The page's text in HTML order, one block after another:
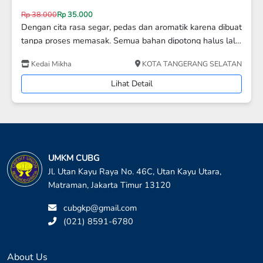
Rp 50.000
SALAD BUAH BESAR – SEGAR, CREAMY & ISI
MELIMPAH Salad buah ukuran BESAR berisi aneka buah
creamy manis asam yang lezat. Cocok untuk rame-rame,
acara keluarga, arisan, atau stok di kulkas Ukuran: Besar /
Family Pack Topping: Keju parut / Choco chip / Jelly
Host Kitchen KOTA ADM. JAKARTA PUSAT
Lihat Detail
UMKM CUBG
Jl. Utan Kayu Raya No. 46C, Utan Kayu Utara,
Matraman, Jakarta Timur 13120
cubgkp@gmail.com
(021) 8591-6780
About Us